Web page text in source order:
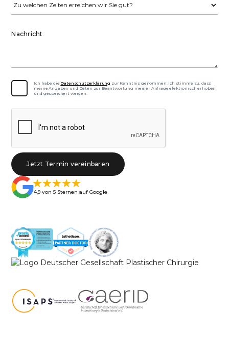
Nachricht
Ich habe die Datenschutzerklärung zur Kenntnis genommen. Ich stimme zu, dass
meine Angaben und Daten zur Beantwortung meiner Anfrage elektronisch erhoben
und gespeichert werden.
4,9 von 5 Sternen auf Google